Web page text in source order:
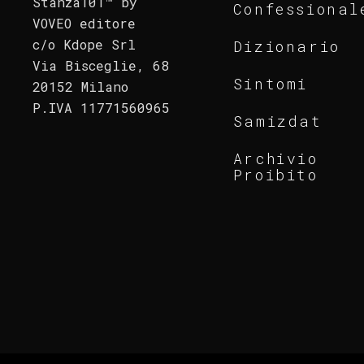
VOVEO editore
c/o Kdope Srl
Via Bisceglie, 68
20152 Milano
P.IVA 11771560965
Dizionario
Sintomi
Samizdat
Archivio
Proibito